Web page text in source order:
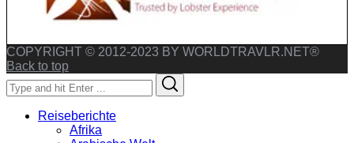
COPYRIGHT © 2012-2023 BY WORLDTRAVLR.NET®
Back to top
Search
for:
Reiseberichte
Afrika